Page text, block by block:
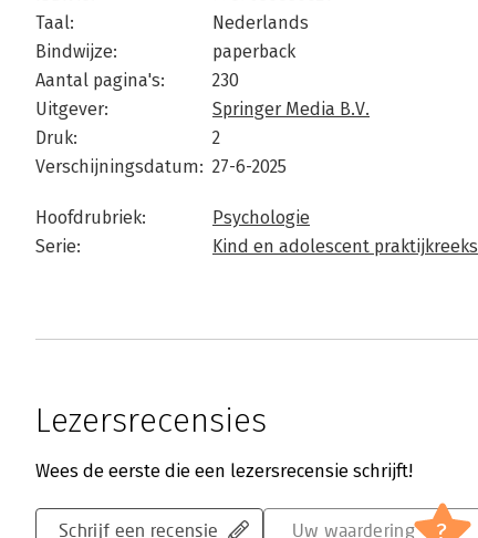
Taal:
Nederlands
Bindwijze:
paperback
Aantal pagina's:
230
Uitgever:
Springer Media B.V.
Druk:
2
Verschijningsdatum: 27-6-2025
Hoofdrubriek:
Psychologie
Serie:
Kind en adolescent praktijkreeks
Lezersrecensies
Wees de eerste die een lezersrecensie schrijft!
Schrijf een recensie Uw waardering ?